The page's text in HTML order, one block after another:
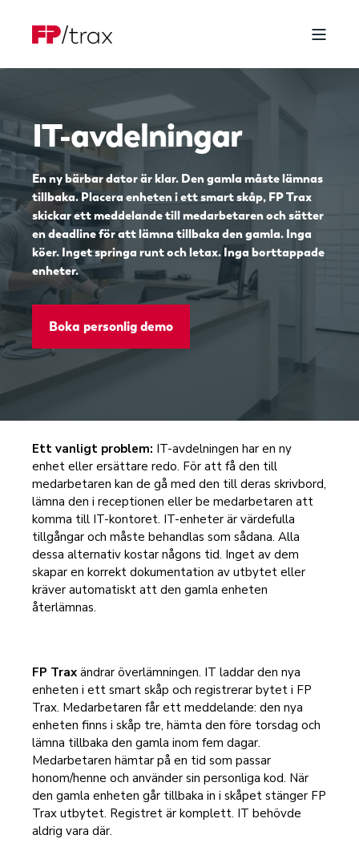
IT-avdelningar
En ny bärbar dator är klar. Den gamla måste lämnas
tillbaka. Placera enheten i ett smart skåp, FP Trax
skickar ett meddelande till medarbetaren och sätter
en deadline för att lämna tillbaka den gamla. Inga
köer. Inget springa runt och letax. Inga borttappade
enheter.
Boka personlig demo
Ett vanligt problem: IT-avdelningen har en ny
enhet eller ersättare redo. För att få den till
medarbetaren kan de gå med den till deras skrivbord,
lämna den i receptionen eller be medarbetaren att
komma till IT-kontoret. IT-enheter är värdefulla
tillgångar och måste behandlas som sådana. Alla
dessa alternativ kostar någons tid. Inget av dem
skapar en korrekt dokumentation av utbytet eller
kräver automatiskt att den gamla enheten
återlämnas.
FP Trax ändrar överlämningen. IT laddar den nya
enheten i ett smart skåp och registrerar bytet i FP
Trax. Medarbetaren får ett meddelande: den nya
enheten finns i skåp tre, hämta den före torsdag och
lämna tillbaka den gamla inom fem dagar.
Medarbetaren hämtar på en tid som passar
honom/henne och använder sin personliga kod. När
den gamla enheten går tillbaka in i skåpet stänger FP
Trax utbytet. Registret är komplett. IT behövde
aldrig vara där.